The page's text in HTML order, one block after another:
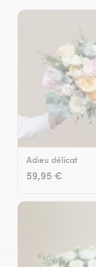
Adieu délicat
59,95 €